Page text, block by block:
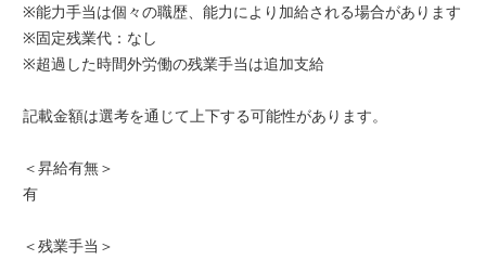
※能力手当は個々の職歴、能力により加給される場合があります
※固定残業代：なし
※超過した時間外労働の残業手当は追加支給
記載金額は選考を通じて上下する可能性があります。
＜昇給有無＞
有
＜残業手当＞